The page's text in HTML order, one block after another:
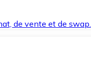
de vente et de swap.